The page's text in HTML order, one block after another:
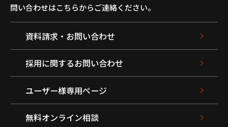
問い合わせはこちらからご連絡ください。
資料請求・お問い合わせ
採用に関するお問い合わせ
ユーザー様専用ページ
無料オンライン相談